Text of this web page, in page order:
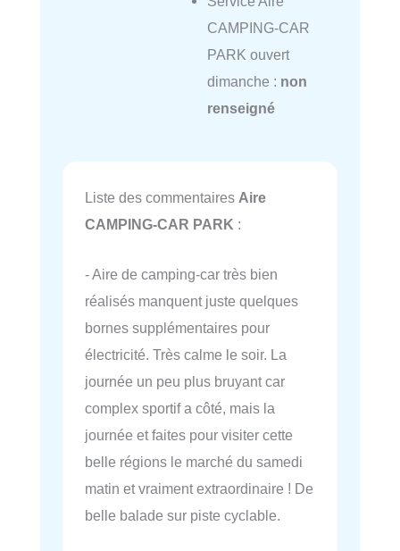
CAMPING-CAR
PARK ouvert
dimanche : non
renseigné
Liste des commentaires Aire
CAMPING-CAR PARK :
- Aire de camping-car très bien
réalisés manquent juste quelques
bornes supplémentaires pour
électricité. Très calme le soir. La
journée un peu plus bruyant car
complex sportif a côté, mais la
journée et faites pour visiter cette
belle régions le marché du samedi
matin et vraiment extraordinaire ! De
belle balade sur piste cyclable.